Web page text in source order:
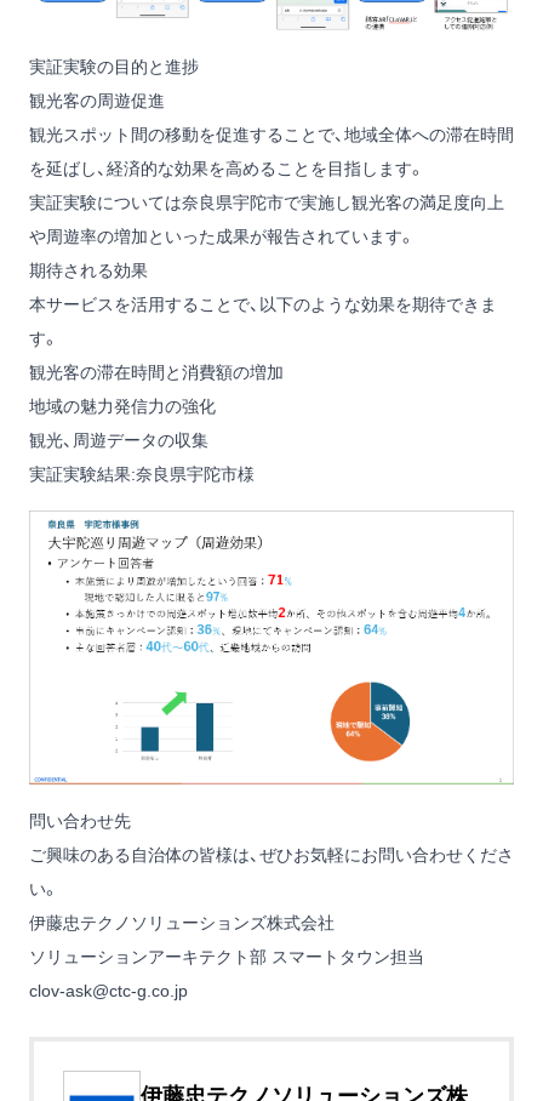
実証実験の目的と進捗
観光客の周遊促進
観光スポット間の移動を促進することで、地域全体への滞在時間
を延ばし、経済的な効果を高めることを目指します。
実証実験については奈良県宇陀市で実施し観光客の満足度向上
や周遊率の増加といった成果が報告されています。
期待される効果
本サービスを活用することで、以下のような効果を期待できま
す。
観光客の滞在時間と消費額の増加
地域の魅力発信力の強化
観光、周遊データの収集
実証実験結果:奈良県宇陀市様
問い合わせ先
ご興味のある自治体の皆様は、ぜひお気軽にお問い合わせくださ
い。
伊藤忠テクノソリューションズ株式会社
ソリューションアーキテクト部 スマートタウン担当
clov-ask@ctc-g.co.jp